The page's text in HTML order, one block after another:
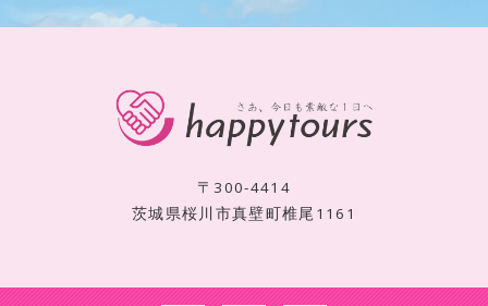
〒300-4414
茨城県桜川市真壁町椎尾1161